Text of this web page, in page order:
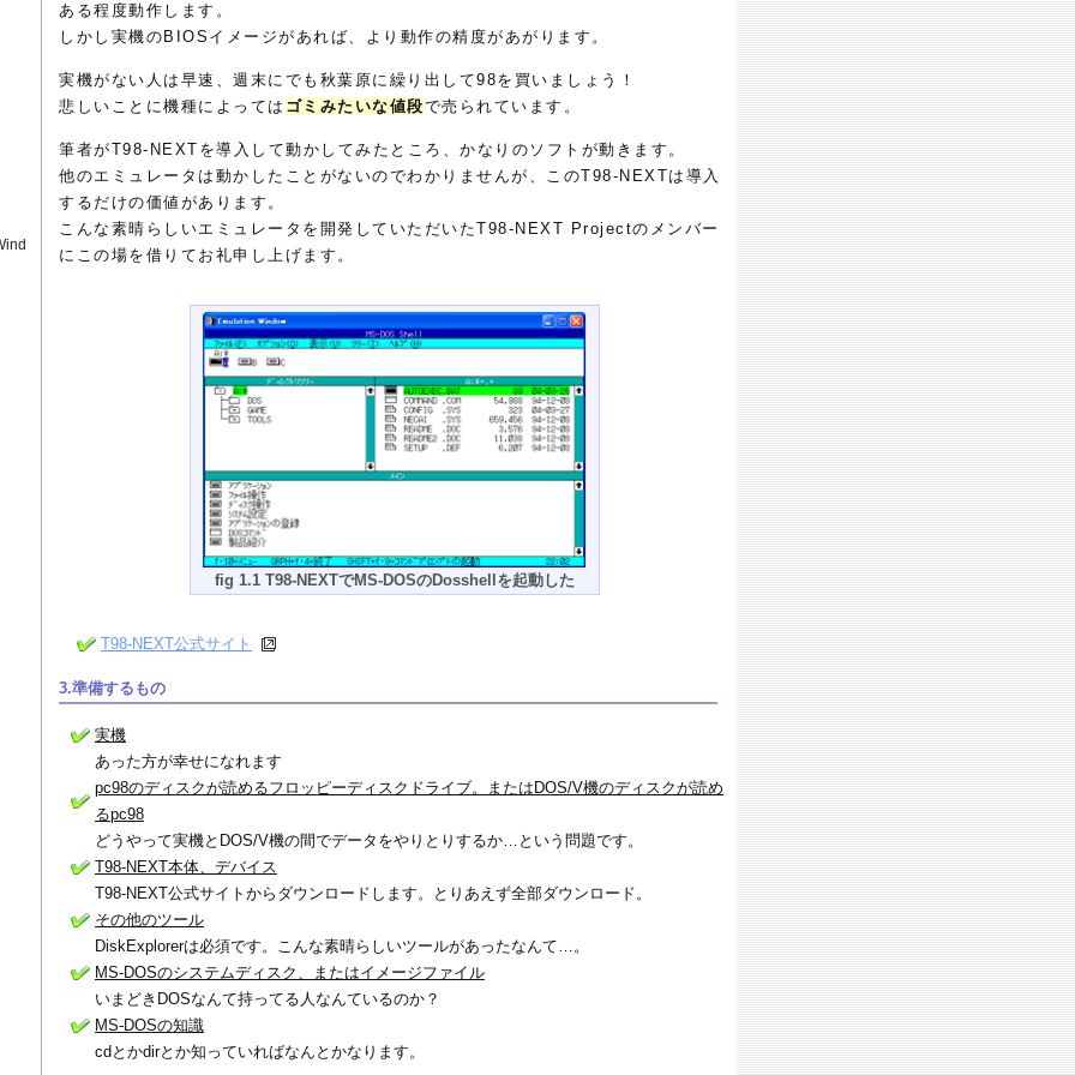
ある程度動作します。
しかし実機のBIOSイメージがあれば、より動作の精度があがります。
実機がない人は早速、週末にでも秋葉原に繰り出して98を買いましょう！
悲しいことに機種によっては ゴミみたいな値段で売られています。
筆者がT98-NEXTを導入して動かしてみたところ、かなりのソフトが動きます。
他のエミュレータは動かしたことがないのでわかりませんが、このT98-NEXTは導入
するだけの価値があります。
こんな素晴らしいエミュレータを開発していただいたT98-NEXT Projectのメンバー
にこの場を借りてお礼申し上げます。
fig 1.1 T98-NEXTでMS-DOSのDosshellを起動した
T98-NEXT公式サイト
3.準備するもの
実機
あった方が幸せになれます
pc98のディスクが読めるフロッピーディスクドライブ。またはDOS/V機のディスクが読め
るpc98
どうやって実機とDOS/V機の間でデータをやりとりするか…という問題です。
T98-NEXT本体、デバイス
T98-NEXT公式サイトからダウンロードします。とりあえず全部ダウンロード。
その他のツール
DiskExplorerは必須です。こんな素晴らしいツールがあったなんて…。
MS-DOSのシステムディスク、またはイメージファイル
いまどきDOSなんて持ってる人なんているのか？
MS-DOSの知識
cdとかdirとか知っていればなんとかなります。